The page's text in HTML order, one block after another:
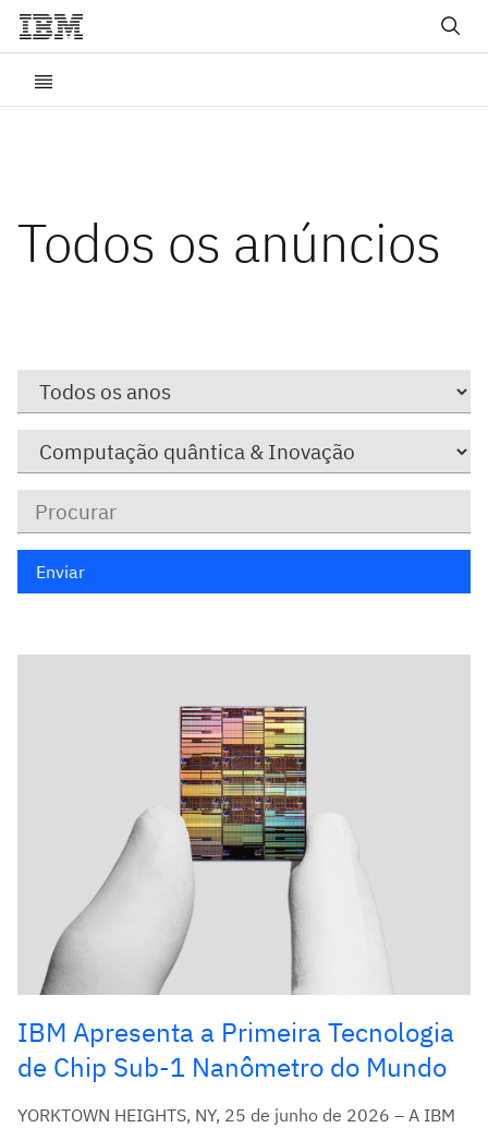
Todos os anúncios
Chaves
Enviar
IBM Apresenta a Primeira Tecnologia
de Chip Sub-1 Nanômetro do Mundo
YORKTOWN HEIGHTS, NY, 25 de junho de 2026 – A IBM